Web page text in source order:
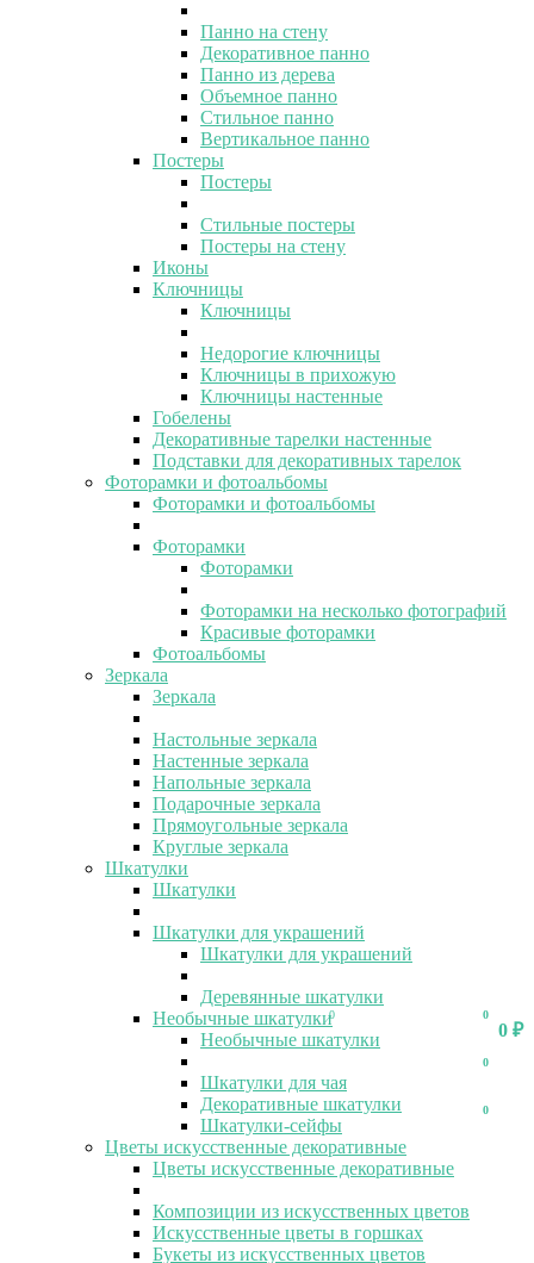
0
0 ₽
0
0
0
Панно на стену
Декоративное панно
Панно из дерева
Объемное панно
Стильное панно
Вертикальное панно
Постеры
Постеры
Стильные постеры
Постеры на стену
Иконы
Ключницы
Ключницы
Недорогие ключницы
Ключницы в прихожую
Ключницы настенные
Гобелены
Декоративные тарелки настенные
Подставки для декоративных тарелок
Фоторамки и фотоальбомы
Фоторамки и фотоальбомы
Фоторамки
Фоторамки
Фоторамки на несколько фотографий
Красивые фоторамки
Фотоальбомы
Зеркала
Зеркала
Настольные зеркала
Настенные зеркала
Напольные зеркала
Подарочные зеркала
Прямоугольные зеркала
Круглые зеркала
Шкатулки
Шкатулки
Шкатулки для украшений
Шкатулки для украшений
Деревянные шкатулки
Необычные шкатулки
Необычные шкатулки
Шкатулки для чая
Декоративные шкатулки
Шкатулки-сейфы
Цветы искусственные декоративные
Цветы искусственные декоративные
Композиции из искусственных цветов
Искусственные цветы в горшках
Букеты из искусственных цветов